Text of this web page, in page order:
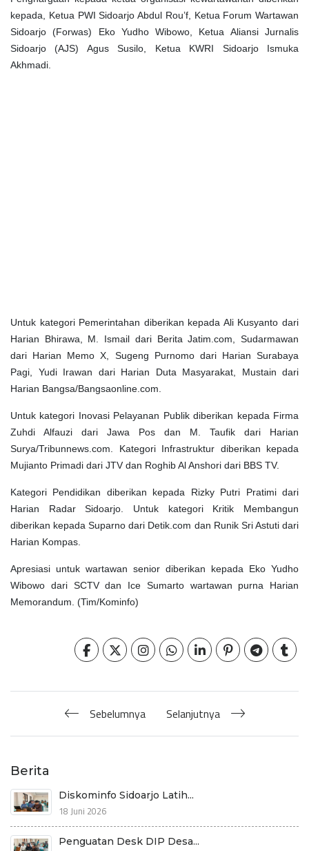
kepada, Ketua PWI Sidoarjo Abdul Rou’f, Ketua Forum Wartawan
Sidoarjo (Forwas) Eko Yudho Wibowo, Ketua Aliansi Jurnalis
Sidoarjo (AJS) Agus Susilo, Ketua KWRI Sidoarjo Ismuka
Akhmadi.
Untuk kategori Pemerintahan diberikan kepada Ali Kusyanto dari
Harian Bhirawa, M. Ismail dari Berita Jatim.com, Sudarmawan
dari Harian Memo X, Sugeng Purnomo dari Harian Surabaya
Pagi, Yudi Irawan dari Harian Duta Masyarakat, Mustain dari
Harian Bangsa/Bangsaonline.com.
Untuk kategori Inovasi Pelayanan Publik diberikan kepada Firma
Zuhdi Alfauzi dari Jawa Pos dan M. Taufik dari Harian
Surya/Tribunnews.com. Kategori Infrastruktur diberikan kepada
Mujianto Primadi dari JTV dan Roghib Al Anshori dari BBS TV.
Kategori Pendidikan diberikan kepada Rizky Putri Pratimi dari
Harian Radar Sidoarjo. Untuk kategori Kritik Membangun
diberikan kepada Suparno dari Detik.com dan Runik Sri Astuti dari
Harian Kompas.
Apresiasi untuk wartawan senior diberikan kepada Eko Yudho
Wibowo dari SCTV dan Ice Sumarto wartawan purna Harian
Memorandum. (Tim/Kominfo)
Sebelumnya Selanjutnya
Berita
Diskominfo Sidoarjo Latih...
18 Juni 2026
Penguatan Desk DIP Desa...